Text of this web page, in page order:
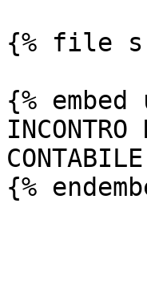
{% file
{%